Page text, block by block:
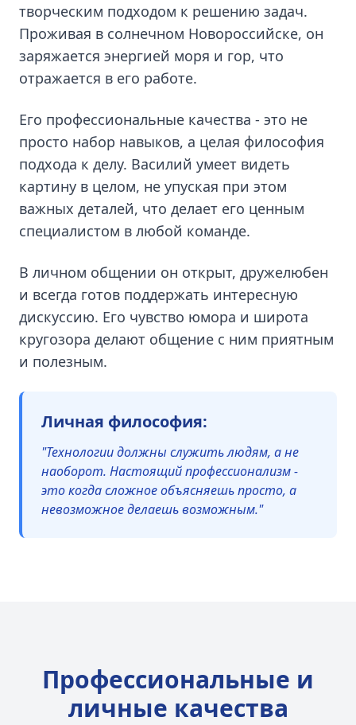
творческим подходом к решению задач.
Проживая в солнечном Новороссийске, он
заряжается энергией моря и гор, что
отражается в его работе.
Его профессиональные качества - это не
просто набор навыков, а целая философия
подхода к делу. Василий умеет видеть
картину в целом, не упуская при этом
важных деталей, что делает его ценным
специалистом в любой команде.
В личном общении он открыт, дружелюбен
и всегда готов поддержать интересную
дискуссию. Его чувство юмора и широта
кругозора делают общение с ним приятным
и полезным.
Личная философия:
"Технологии должны служить людям, а не
наоборот. Настоящий профессионализм -
это когда сложное объясняешь просто, а
невозможное делаешь возможным."
Профессиональные и
личные качества